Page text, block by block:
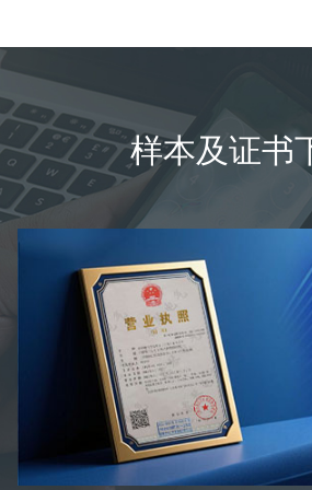
样本及证书